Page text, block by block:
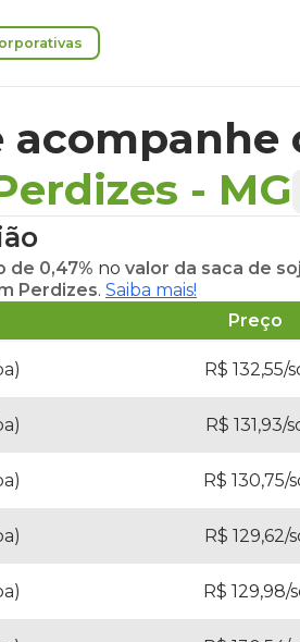
acompanhe
- MG
de 0,47% no valor da saca de
Perdizes. Saiba mais!
Preço
R$ 132,55/
R$ 131,93/
R$ 130,75/
R$ 129,62/
R$ 129,98/